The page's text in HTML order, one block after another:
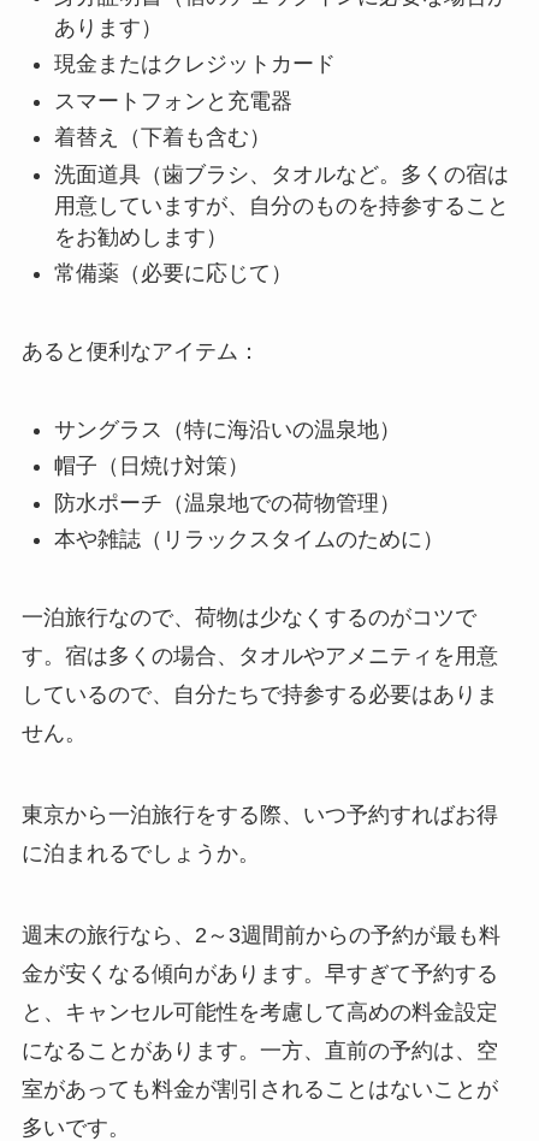
あります）
現金またはクレジットカード
スマートフォンと充電器
着替え（下着も含む）
洗面道具（歯ブラシ、タオルなど。多くの宿は
用意していますが、自分のものを持参すること
をお勧めします）
常備薬（必要に応じて）
あると便利なアイテム：
サングラス（特に海沿いの温泉地）
帽子（日焼け対策）
防水ポーチ（温泉地での荷物管理）
本や雑誌（リラックスタイムのために）
一泊旅行なので、荷物は少なくするのがコツで
す。宿は多くの場合、タオルやアメニティを用意
しているので、自分たちで持参する必要はありま
せん。
東京から一泊旅行をする際、いつ予約すればお得
に泊まれるでしょうか。
週末の旅行なら、2～3週間前からの予約が最も料
金が安くなる傾向があります。早すぎて予約する
と、キャンセル可能性を考慮して高めの料金設定
になることがあります。一方、直前の予約は、空
室があっても料金が割引されることはないことが
多いです。